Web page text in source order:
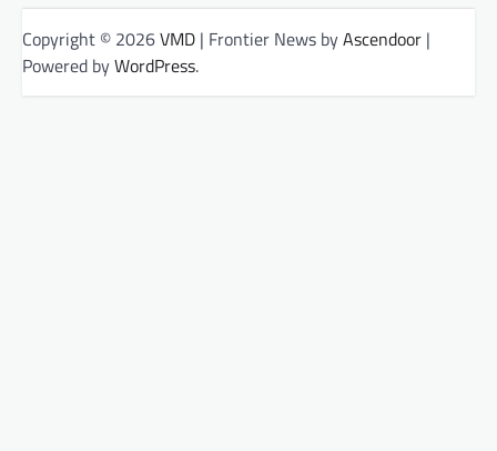
Copyright © 2026VMD | Frontier News byAscendoor |
Powered byWordPress.